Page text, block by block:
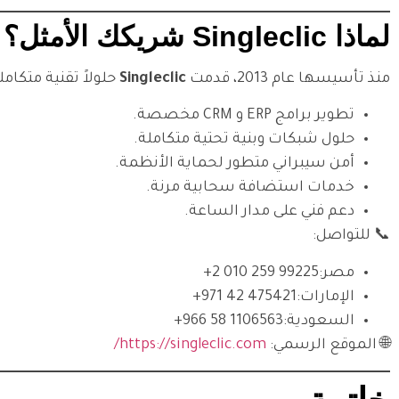
لماذا Singleclic شريكك الأمثل؟
منذ تأسيسها عام 2013، قدمت Singleclic حلولاً تقنية
تطوير برامج ERP و CRM مخصصة.
حلول شبكات وبنية تحتية متكاملة.
أمن سيبراني متطور لحماية الأنظمة.
خدمات استضافة سحابية مرنة.
دعم فني على مدار الساعة.
📞 للتواصل:
مصر:⁦+2 010 259 99225⁩
الإمارات: ⁦+971 42 475421⁩
السعودية:⁦+966 58 1106563⁩
🌐 الموقع الرسمي: https://singleclic.com/